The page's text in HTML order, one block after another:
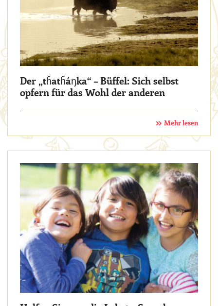
Der „tȟatȟáŋka“ – Büffel: Sich selbst
opfern für das Wohl der anderen
Mehr lesen